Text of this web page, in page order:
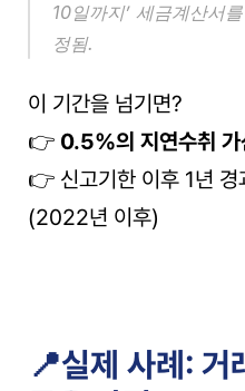
10일까지’ 세금계산서
정됨.
이 기간을 넘기면?
👉 0.5%의 지연수취 가
👉 신고기한 이후 1년 경
(2022년 이후)
📍실제 사례: 거